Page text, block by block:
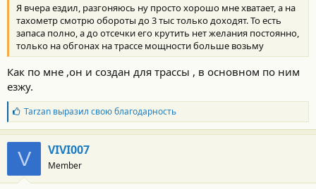
Я вчера ездил, разгоняюсь ну просто хорошо мне хватает, а на
тахометр смотрю обороты до 3 тыс только доходят. То есть
запаса полно, а до отсечки его крутить нет желания постоянно,
только на обгонах на трассе мощности больше возьму
Как по мне ,он и создан для трассы , в основном по ним
езжу.
Б
л
а
г
о
д
а
Tarzanвыразил свою благодарность
V VIVI007
Member